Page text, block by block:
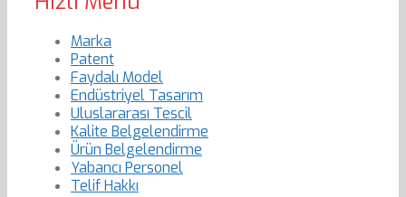
Marka
Patent
Faydalı Model
Endüstriyel Tasarım
Uluslararası Tescil
Kalite Belgelendirme
Ürün Belgelendirme
Yabancı Personel
Telif Hakkı